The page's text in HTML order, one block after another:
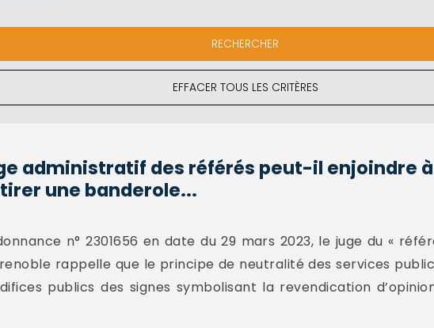
EFFACER TOUS LES CRITÈRES
administratif des référés peut-il enjoindre
une banderole...
n° 2301656 en date du 29 mars 2023, le juge du «
rappelle que le principe de neutralité des services
publics des signes symbolisant la revendication